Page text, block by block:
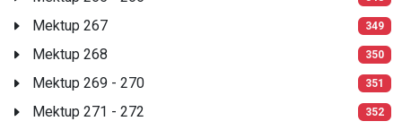
Mektup 267 349
Mektup 268 350
Mektup 269 - 270 351
Mektup 271 - 272 352